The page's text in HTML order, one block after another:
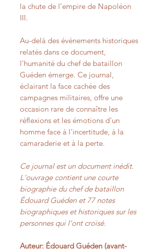
la chute de l’empire de Napoléon
III.
Au-delà des événements historiques
relatés dans ce document,
l'humanité du chef de bataillon
Guéden émerge. Ce journal,
éclairant la face cachée des
campagnes militaires, offre une
occasion rare de connaître les
réflexions et les émotions d'un
homme face à l'incertitude, à la
camaraderie et à la perte.
Ce journal est un document inédit.
L'ouvrage contient une courte
biographie du chef de bataillon
Édouard Guéden et 77 notes
biographiques et historiques sur les
personnes qui l'ont croisé.
Auteur: Édouard Guéden (avant-